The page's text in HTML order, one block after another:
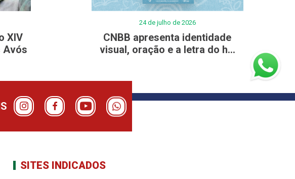
XIV
Avós
24 de julho de 2026
CNBB apresenta identidade
visual, oração e a letra do h...
SITES INDICADOS